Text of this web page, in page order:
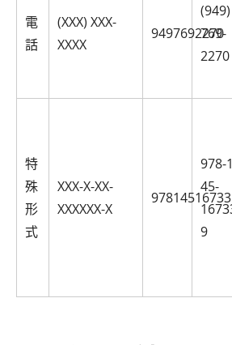
電
話
(XXX) XXX-
XXXX
9497692270
(949)
769-
2270
特
殊
形
式
XXX-X-XX-
XXXXXX-X
978-
45-
9